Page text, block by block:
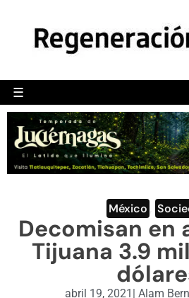
☰
POLÍTICA
CAMALEÓN
OPINIÓN
DEPORTES
ENGLISH
VIDEOS
México
Decomisan en
Tijuana 3.9
abril 19, 2021 | Alam